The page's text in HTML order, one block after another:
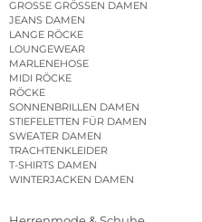
GROSSE GRÖSSEN DAMEN
JEANS DAMEN
LANGE RÖCKE
LOUNGEWEAR
MARLENEHOSE
MIDI RÖCKE
RÖCKE
SONNENBRILLEN DAMEN
STIEFELETTEN FÜR DAMEN
SWEATER DAMEN
TRACHTENKLEIDER
T-SHIRTS DAMEN
WINTERJACKEN DAMEN